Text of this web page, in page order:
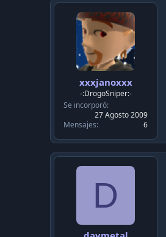
xxxjanoxxx
-:DrogoSniper:-
Se incorporó
27 Agosto 2009
Mensajes
6
D